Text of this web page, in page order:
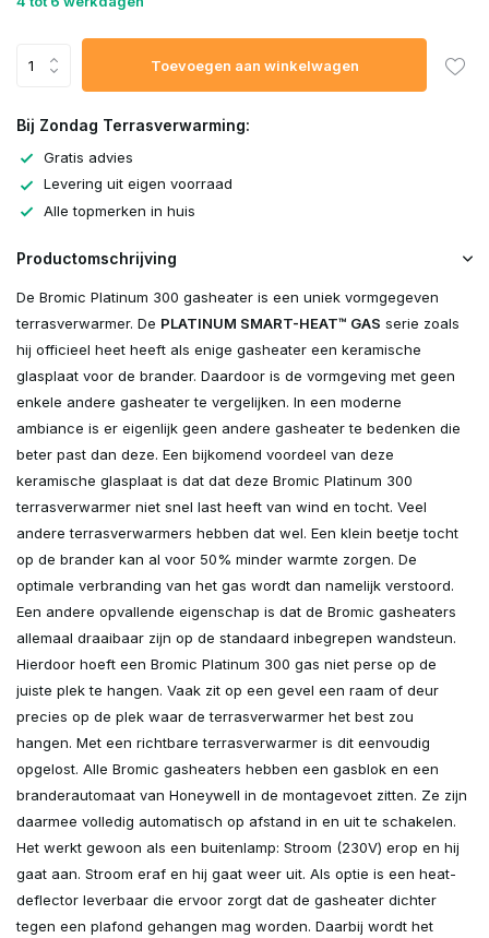
Toevoegen aan winkelwagen
Bij Zondag Terrasverwarming:
Gratis advies
Levering uit eigen voorraad
Alle topmerken in huis
Productomschrijving
De Bromic Platinum 300 gasheater is een uniek vormgegeven
terrasverwarmer. De PLATINUM SMART-HEAT™ GAS serie zoals
hij officieel heet heeft als enige gasheater een keramische
glasplaat voor de brander. Daardoor is de vormgeving met geen
enkele andere gasheater te vergelijken. In een moderne
ambiance is er eigenlijk geen andere gasheater te bedenken die
beter past dan deze. Een bijkomend voordeel van deze
keramische glasplaat is dat dat deze Bromic Platinum 300
terrasverwarmer niet snel last heeft van wind en tocht. Veel
andere terrasverwarmers hebben dat wel. Een klein beetje tocht
op de brander kan al voor 50% minder warmte zorgen. De
optimale verbranding van het gas wordt dan namelijk verstoord.
Een andere opvallende eigenschap is dat de Bromic gasheaters
allemaal draaibaar zijn op de standaard inbegrepen wandsteun.
Hierdoor hoeft een Bromic Platinum 300 gas niet perse op de
juiste plek te hangen. Vaak zit op een gevel een raam of deur
precies op de plek waar de terrasverwarmer het best zou
hangen. Met een richtbare terrasverwarmer is dit eenvoudig
opgelost. Alle Bromic gasheaters hebben een gasblok en een
branderautomaat van Honeywell in de montagevoet zitten. Ze zijn
daarmee volledig automatisch op afstand in en uit te schakelen.
Het werkt gewoon als een buitenlamp: Stroom (230V) erop en hij
gaat aan. Stroom eraf en hij gaat weer uit. Als optie is een heat-
deflector leverbaar die ervoor zorgt dat de gasheater dichter
tegen een plafond gehangen mag worden. Daarbij wordt het